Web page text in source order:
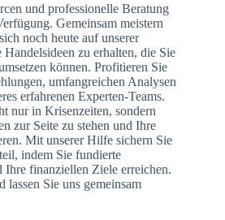
und professionelle Beratung
Gemeinsam meistern
noch heute auf unserer
zu erhalten, die Sie
können. Profitieren Sie
umfangreichen Analysen
erfahrenen Experten-Teams.
nur in Krisenzeiten, sondern
zur Seite zu stehen und Ihre
Mit unserer Hilfe sichern Sie
indem Sie fundierte
Ihre finanziellen Ziele erreichen.
lassen Sie uns gemeinsam